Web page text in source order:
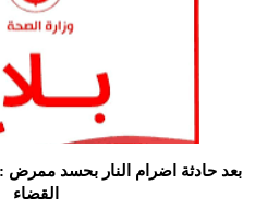
بعد حادثة اضرام النار بحسد ممرض
القضاء